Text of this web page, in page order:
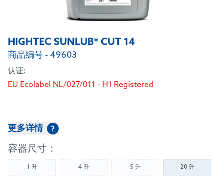
HIGHTEC SUNLUB® CUT 14
商品编号 - 49603
认证:
EU Ecolabel NL/027/011 - H1 Registered
更多详情 ?
容器尺寸：
1 升(Not available) 4 升(Not available) 5 升(Not available) 20 升